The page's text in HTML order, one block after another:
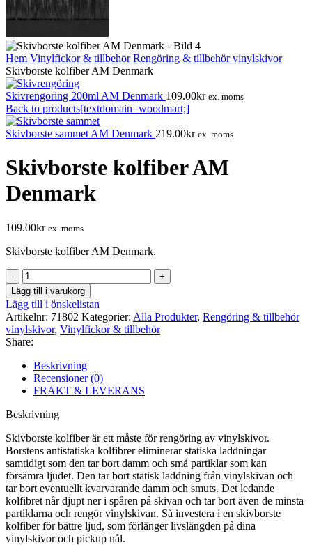
Hem Vinylfickor & tillbehörRengöring & tillbehör vinylskivor
Skivborste kolfiber AM Denmark
Skivrengöring 200ml AM Denmark 109.00kr ex. moms
Back to products[textdomain=woodmart;]
Skivborste sammet AM Denmark 219.00kr ex. moms
Skivborste kolfiber AM
Denmark
109.00kr ex. moms
Skivborste kolfiber AM Denmark.
Skivborste
kolfiber
AM
Denmark
mängd
Lägg till i varukorg
Lägg till i önskelistan
Artikelnr: 71802 Kategorier: Alla Produkter, Rengöring & tillbehör
vinylskivor, Vinylfickor & tillbehör
Share:
Beskrivning
Recensioner (0)
FRAKT & LEVERANS
Beskrivning
Skivborste kolfiber är ett måste för rengöring av vinylskivor.
Borstens antistatiska kolfibrer eliminerar statiska laddningar
samtidigt som den tar bort damm och små partiklar som kan
försämra ljudet. Den tar bort statisk laddning från vinylskivan och
tar bort eventuellt kvarvarande damm och smuts. Det ledande
kolfibret når djupt ner i spåren på skivan och tar bort även de minsta
partiklarna och rengör vinylskivan. Så investera i en skivborste
kolfiber för bättre ljud, som förlänger livslängden på dina
vinylskivor och pickup nål.